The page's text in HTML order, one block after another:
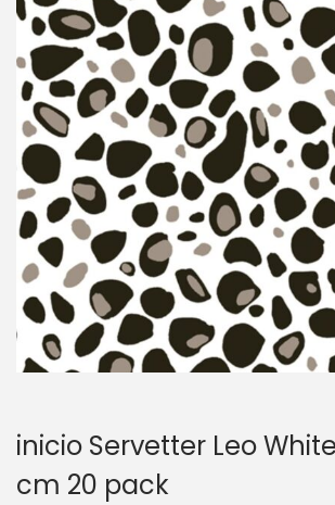
inicio Servetter Leo
cm 20 pack